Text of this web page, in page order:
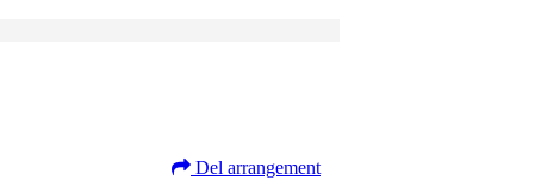
Del arrangement